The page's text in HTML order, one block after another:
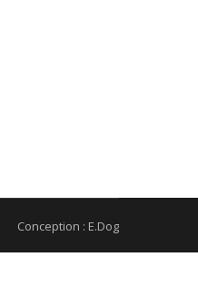
Conception : E.Dog